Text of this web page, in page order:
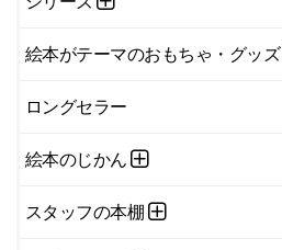
絵本がテーマのおもちゃ・グッズ
ロングセラー
絵本のじかん
スタッフの本棚